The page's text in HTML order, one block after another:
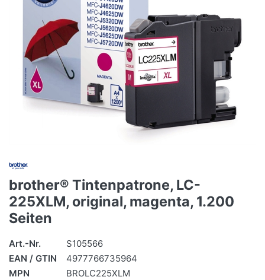
brother® Tintenpatrone, LC-
225XLM, original, magenta, 1.200
Seiten
Art.-Nr.
S105566
EAN / GTIN
4977766735964
MPN
BROLC225XLM